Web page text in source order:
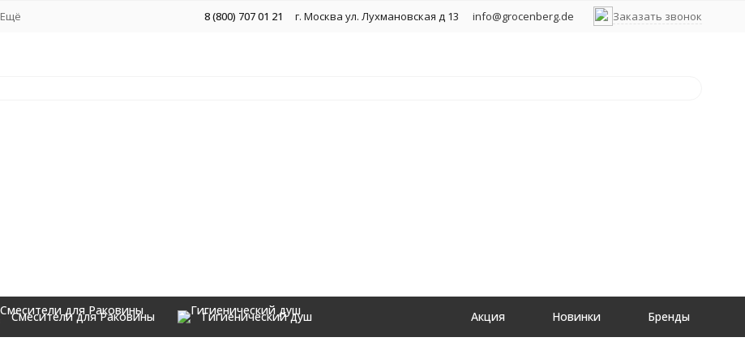
Ещё 8 (800) 707 01 21 г. Москва ул. Лухмановская д 13 info@grocenberg.de Заказать звонок
Смесители для Раковины Гигиенический душ Акция Новинки Бренды